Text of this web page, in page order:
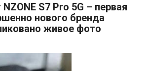
S7 Pro 5G – первая
нового бренда
живое фото